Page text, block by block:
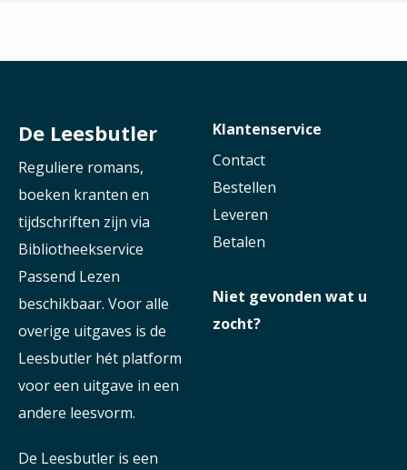
De Leesbutler
Reguliere romans,
boeken kranten en
tijdschriften zijn via
Bibliotheekservice
Passend Lezen
beschikbaar. Voor alle
overige uitgaves is de
Leesbutler hét platform
voor een uitgave in een
andere leesvorm.
De Leesbutler is een
Klantenservice
Contact
Bestellen
Leveren
Betalen
Niet gevonden wat u
zocht?